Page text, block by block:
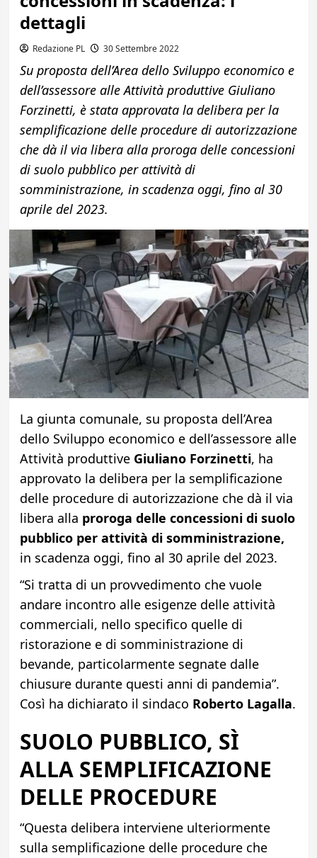
dettagli
Redazione PL 30 Settembre 2022
Su proposta dell’Area dello Sviluppo economico e
dell’assessore alle Attività produttive Giuliano
Forzinetti, è stata approvata la delibera per la
semplificazione delle procedure di autorizzazione
che dà il via libera alla proroga delle concessioni
di suolo pubblico per attività di
somministrazione, in scadenza oggi, fino al 30
aprile del 2023.
La giunta comunale, su proposta dell’Area
dello Sviluppo economico e dell’assessore alle
Attività produttive Giuliano Forzinetti, ha
approvato la delibera per la semplificazione
delle procedure di autorizzazione che dà il via
libera alla proroga delle concessioni di suolo
pubblico per attività di somministrazione,
in scadenza oggi, fino al 30 aprile del 2023.
“Si tratta di un provvedimento che vuole
andare incontro alle esigenze delle attività
commerciali, nello specifico quelle di
ristorazione e di somministrazione di
bevande, particolarmente segnate dalle
chiusure durante questi anni di pandemia”.
Così ha dichiarato il sindaco Roberto Lagalla.
SUOLO PUBBLICO, SÌ
ALLA SEMPLIFICAZIONE
DELLE PROCEDURE
“Questa delibera interviene ulteriormente
sulla semplificazione delle procedure che